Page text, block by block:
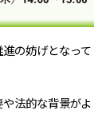
の妨げとなって
法的な背景がよ